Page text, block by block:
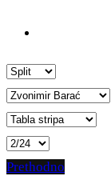
Prethodno